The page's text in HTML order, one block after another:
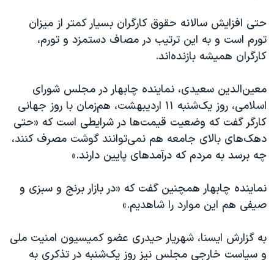
حتی افزایش سالانه حقوق کارگران بسیار کمتر از میزان
تورم است و به این ترتیب در مصاف دستمزد و تورم،
کارگران همیشه بازنده‌اند.
معین‌الدین سعیدی، نماینده چابهار در مجلس شورای
اسلامی، روز یک‌شنبه ۱۱ اردیبهشت، هم‌زمان با روز جهانی
کارگر گفت که وضعیت قیمت‌ها در شرایطی است که «حتی
دهک‌های بالای جامعه هم نمی‌توانند گوشت مصرف کنند،
چه برسد به مردم که درآمدهای پایین دارند.»
نماینده چابهار همچنین گفت که «در بازار برنج و سبزی و
صیفی هم این موارد را شاهدیم.»
به گزارش ایسنا، شهریار حیدری عضو کمیسیون امنیت ملی
و سیاست خارجی مجلس نیز روز یک‌شنبه در تذکری به